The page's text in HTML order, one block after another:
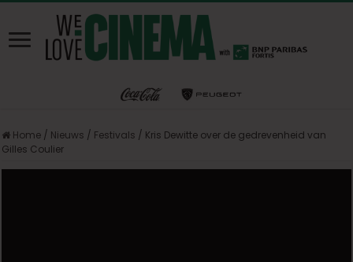
Home / Nieuws / Festivals / Kris Dewitte over de gedrevenheid van
Gilles Coulier